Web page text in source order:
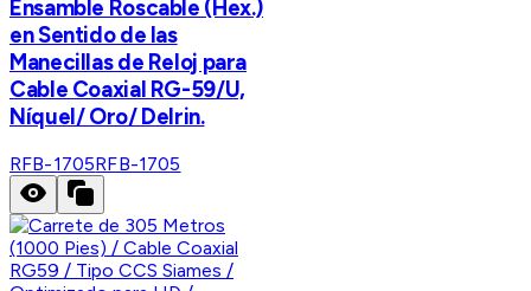
Ensamble Roscable (Hex.)
en Sentido de las
Manecillas de Reloj para
Cable Coaxial RG-59/U,
Níquel/ Oro/ Delrin.
RFB-1705RFB-1705